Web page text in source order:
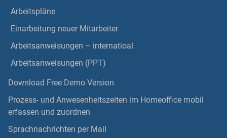
Arbeitspläne
Einarbeitung neuer Mitarbeiter
Arbeitsanweisungen – internatioal
Arbeitsanweisungen (PPT)
Download Free Demo Version
Prozess- und Anwesenheitszeiten im Homeoffice mobil
erfassen und zuordnen
Sprachnachrichten per Mail